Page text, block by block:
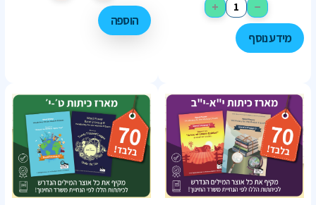
−
+
מידע נוסף
הוספה